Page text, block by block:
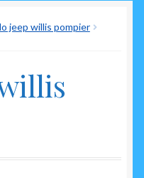
jeep willis pompier